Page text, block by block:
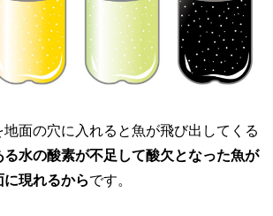
地面の穴に入れると魚が飛び出してくる
る水の酸素が不足して酸欠となった魚が
現れるからです。